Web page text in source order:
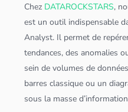
Chez DATAROCKSTARS,
est un outil indispensable
Analyst. Il permet de
tendances, des anomalies
sein de volumes dedonnées
barres classique ou un
sous la masse